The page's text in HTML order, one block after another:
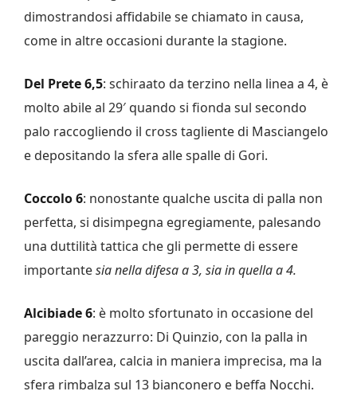
dimostrandosi affidabile se chiamato in causa,
come in altre occasioni durante la stagione.
Del Prete 6,5: schiraato da terzino nella linea a 4, è
molto abile al 29′ quando si fionda sul secondo
palo raccogliendo il cross tagliente di Masciangelo
e depositando la sfera alle spalle di Gori.
Coccolo 6: nonostante qualche uscita di palla non
perfetta, si disimpegna egregiamente, palesando
una duttilità tattica che gli permette di essere
importantesia nella difesa a 3, sia in quella a 4.
Alcibiade 6: è molto sfortunato in occasione del
pareggio nerazzurro: Di Quinzio, con la palla in
uscita dall’area, calcia in maniera imprecisa, ma la
sfera rimbalza sul 13 bianconero e beffa Nocchi.